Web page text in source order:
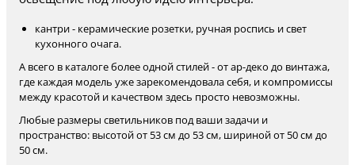
кантри - керамические розетки, ручная роспись и свет
кухонного очага.
А всего в каталоге более одной стилей - от ар-деко до винтажа,
где каждая модель уже зарекомендовала себя, и компромиссы
между красотой и качеством здесь просто невозможны.
Любые размеры светильников под ваши задачи и
пространство: высотой от 53 см до 53 см, шириной от 50 см до
50 см.